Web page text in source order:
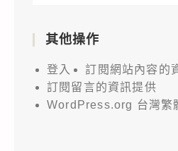
其他操作
登入
訂閱網站內容的
訂閱留言的資訊提供
WordPress.org 台灣繁